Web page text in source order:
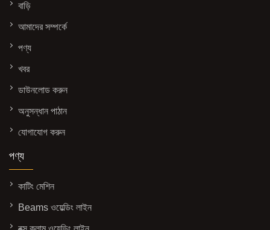
বাড়ি
আমাদের সম্পর্কে
পণ্য
খবর
ডাউনলোড করুন
অনুসন্ধান পাঠান
যোগাযোগ করুন
পণ্য
কাটিং মেশিন
Beams ওয়েল্ডিং লাইন